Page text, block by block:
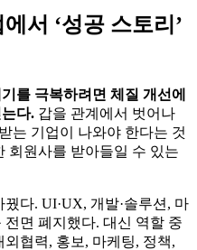
서 ‘성공 스토리’
를 극복하려면 체질 개선에
다. 갑을 관계에서 벗어나
는 기업이 나와야 한다는 것
회원사를 받아들일 수 있는
다. UI·UX, 개발·솔루션, 마
면 폐지했다. 대신 역할 중
협력, 홍보, 마케팅, 정책,